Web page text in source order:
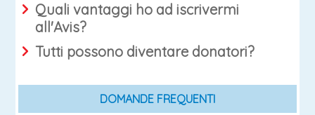
Quali vantaggi ho ad iscrivermi
all'Avis?
Tutti possono diventare donatori?
DOMANDE FREQUENTI